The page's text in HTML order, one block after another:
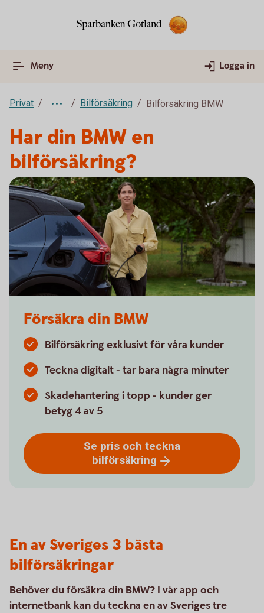
Meny Logga in
Privat Bilförsäkring Bilförsäkring BMW
Har din BMW en
bilförsäkring?
Försäkra din BMW
Bilförsäkring exklusivt för våra kunder
Teckna digitalt - tar bara några minuter
Skadehantering i topp - kunder ger
betyg 4 av 5
Se pris och teckna
bilförsäkring
En av Sveriges 3 bästa
bilförsäkringar
Behöver du försäkra din BMW? I vår app och
internetbank kan du teckna en av Sveriges tre